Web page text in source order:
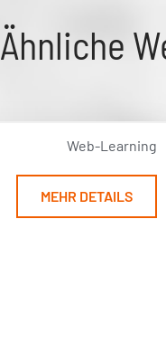
Ähnliche
Web-Learning
MEHR DETAILS